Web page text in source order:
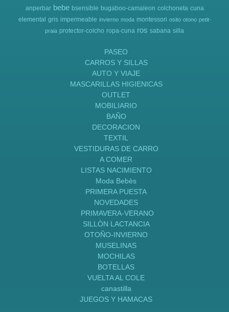
anperbar bebe bsensible bugaboo-camaleon colchoneta cuna
elemental gris impermeable invierno moda montessori osito otono petit-
praia protector-colcho ropa-cuna ros sabana silla
PASEO
CARROS Y SILLAS
AUTO Y VIAJE
MASCARILLAS HIGIENICAS
OUTLET
MOBILIARIO
BAÑO
DECORACION
TEXTIL
VESTIDURAS DE CARRO
A COMER
LISTAS NACIMIENTO
Moda Bebès
PRIMERA PUESTA
NOVEDADES
PRIMAVERA-VERANO
SILLÒN LACTANCIA
OTOÑO-INVIERNO
MUSELINAS
MOCHILAS
BOTELLAS
VUELTA AL COLE
canastilla
JUEGOS Y HAMACAS